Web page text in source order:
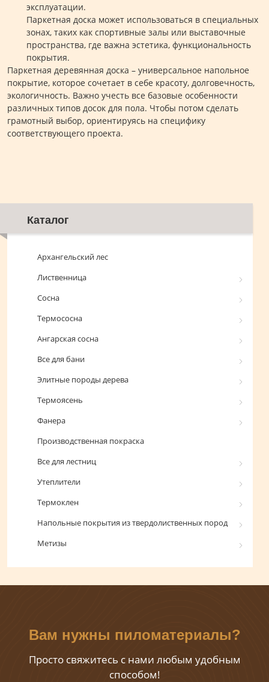
эксплуатации.
Паркетная доска может использоваться в специальных
зонах, таких как спортивные залы или выставочные
пространства, где важна эстетика, функциональность
покрытия.
Паркетная деревянная доска – универсальное напольное
покрытие, которое сочетает в себе красоту, долговечность,
экологичность. Важно учесть все базовые особенности
различных типов досок для пола. Чтобы потом сделать
грамотный выбор, ориентируясь на специфику
соответствующего проекта.
Каталог
Архангельский лес
Лиственница
Сосна
Термососна
Ангарская сосна
Все для бани
Элитные породы дерева
Термоясень
Фанера
Производственная покраска
Все для лестниц
Утеплители
Термоклен
Напольные покрытия из твердолиственных пород
Метизы
Вам нужны пиломатериалы?
Просто свяжитесь с нами любым удобным
способом!